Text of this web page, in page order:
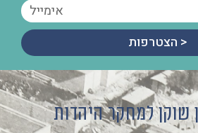
הצטרפות >